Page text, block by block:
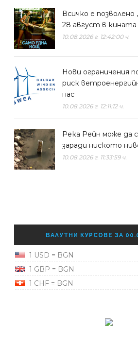
Всичко е
28 август в
10.08.2026 г. 12:42:00 ч.
Нови ограничения
риск
нас
10.08.2026 г. 12:11:12 ч.
Река Рейн може да
заради ниското
10.08.2026 г. 11:33:59 ч.
ВАЛУТНИ КУРСОВЕ ЗА
1 USD = BGN
1 GBP = BGN
1 CHF = BGN